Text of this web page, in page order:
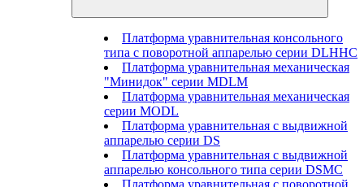
Платформа уравнительная консольного
типа с поворотной аппарелью серии DLHHC
Платформа уравнительная механическая
"Минидок" серии MDLM
Платформа уравнительная механическая
серии MODL
Платформа уравнительная с выдвижной
аппарелью серии DS
Платформа уравнительная с выдвижной
аппарелью консольного типа серии DSMC
Платформа уравнительная с поворотной